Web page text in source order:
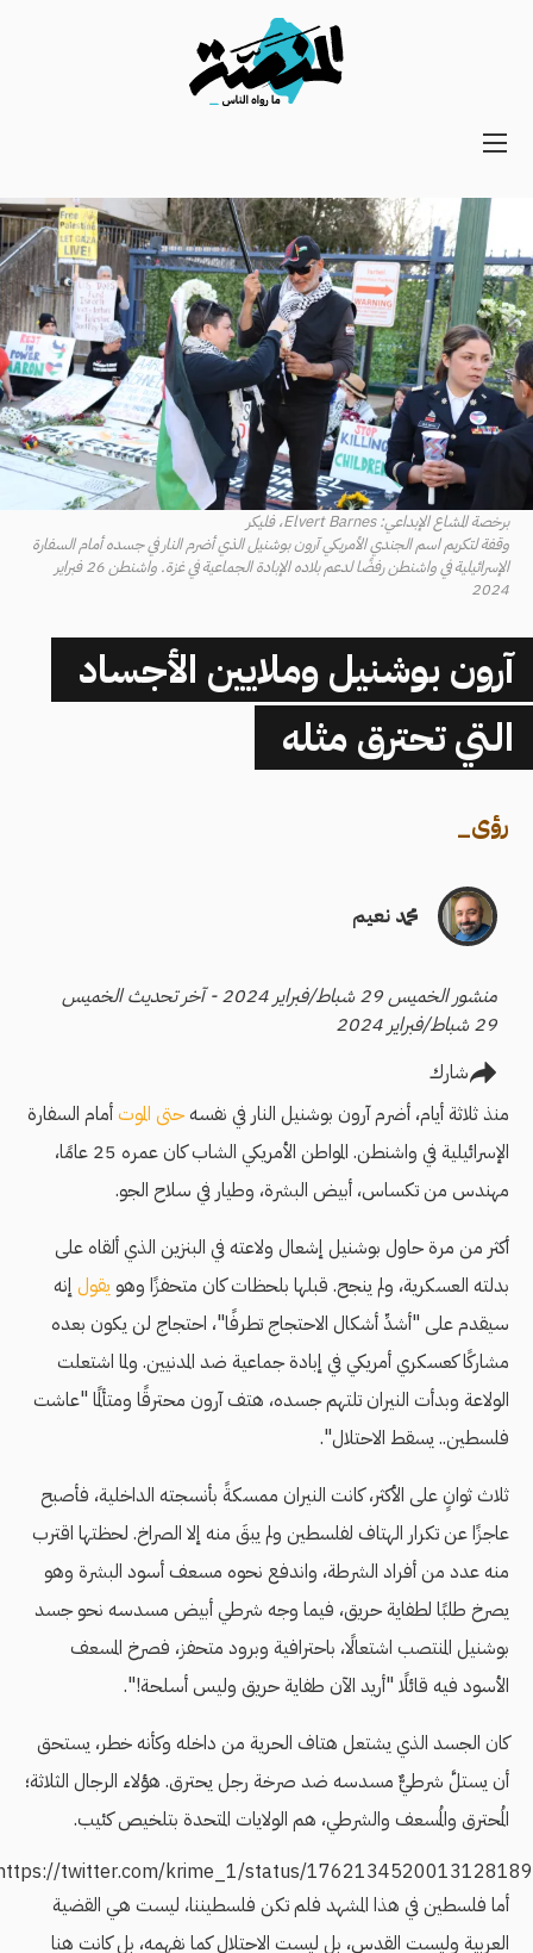
Main
Secondary
Navigation
برخصة المشاع الإبداعي: Elvert Barnes، فليكر
وقفة لتكريم اسم الجندي الأمريكي آرون بوشنيل الذي أضرم النار في جسده أمام السفارة
الإسرائيلية في واشنطن رفضًا لدعم بلاده الإبادة الجماعية في غزة. واشنطن 26 فبراير
2024
آرون بوشنيل وملايين الأجساد
التي تحترق مثله
رؤى_
محمد نعيم
منشور الخميس 29 شباط/فبراير 2024 - آخر تحديث الخميس
29 شباط/فبراير 2024
شارك
منذ ثلاثة أيام، أضرم آرون بوشنيل النار في نفسه حتى الموت أمام السفارة
الإسرائيلية في واشنطن. المواطن الأمريكي الشاب كان عمره 25 عامًا،
مهندس من تكساس، أبيض البشرة، وطيار في سلاح الجو.
أكثر من مرة حاول بوشنيل إشعال ولاعته في البنزين الذي ألقاه على
بدلته العسكرية، ولم ينجح. قبلها بلحظات كان متحفزًا وهو يقول إنه
سيقدم على "أشدِّ أشكال الاحتجاج تطرفًا"، احتجاج لن يكون بعده
مشاركًا كعسكري أمريكي في إبادة جماعية ضد المدنيين. ولما اشتعلت
الولاعة وبدأت النيران تلتهم جسده، هتف آرون محترقًا ومتألمًا "عاشت
فلسطين.. يسقط الاحتلال".
ثلاث ثوانٍ على الأكثر، كانت النيران ممسكةً بأنسجته الداخلية، فأصبح
عاجزًا عن تكرار الهتاف لفلسطين ولم يبقَ منه إلا الصراخ. لحظتها اقترب
منه عدد من أفراد الشرطة، واندفع نحوه مسعف أسود البشرة وهو
يصرخ طلبًا لطفاية حريق، فيما وجه شرطي أبيض مسدسه نحو جسد
بوشنيل المنتصب اشتعالًا، باحترافية وبرود متحفز، فصرخ المسعف
الأسود فيه قائلًا "أريد الآن طفاية حريق وليس أسلحة!".
كان الجسد الذي يشتعل هتاف الحرية من داخله وكأنه خطر، يستحق
أن يستلَّ شرطيٌّ مسدسه ضد صرخة رجل يحترق. هؤلاء الرجال الثلاثة؛
المُحترق والمُسعف والشرطي، هم الولايات المتحدة بتلخيص كئيب.
twitter.com/krime_1/status/1762134520013128189
أما فلسطين في هذا المشهد فلم تكن فلسطيننا، ليست هي القضية
العربية وليست القدس، بل ليست الاحتلال كما نفهمه، بل كانت هنا